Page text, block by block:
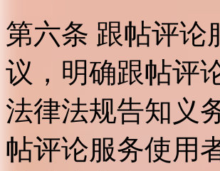
第六条 跟帖评论
议，明确跟帖评
法律法规告知义
帖评论服务使用